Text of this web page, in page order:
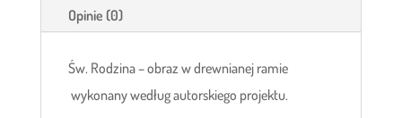
Opinie (0)
Św. Rodzina – obraz w drewnianej ramie
wykonany według autorskiego projektu.